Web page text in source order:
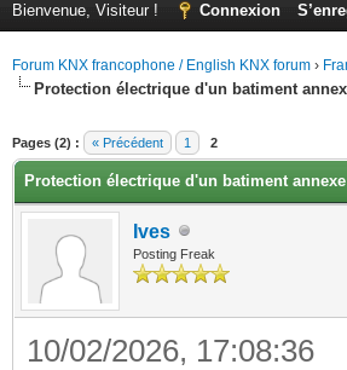
Bienvenue, Visiteur ! Connexion
Forum KNX francophone / English KNX forum ›
Protection électrique d'un batiment
Pages (2) : « Précédent 1 2
Protection électrique d'un batiment annexe
Ives
Posting Freak
10/02/2026, 17:08:36